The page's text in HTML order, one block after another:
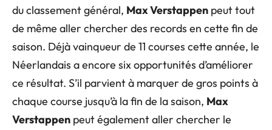
du classement général, Max Verstappen peut tout
de même aller chercher des records en cette fin de
saison. Déjà vainqueur de 11 courses cette année, le
Néerlandais a encore six opportunités d’améliorer
ce résultat. S’il parvient à marquer de gros points à
chaque course jusqu’à la fin de la saison, Max
Verstappen peut également aller chercher le